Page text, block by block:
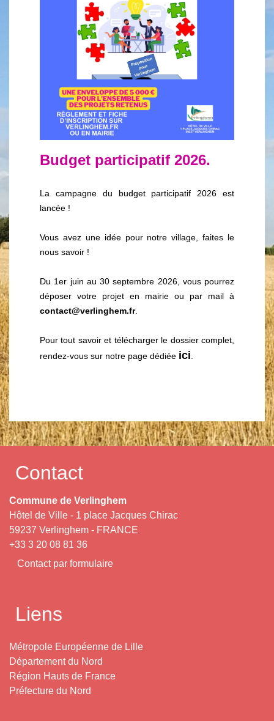
Budget participatif 2026.
La campagne du budget participatif 2026 est
lancée !
Vous avez une idée pour notre village, faites le
nous savoir !
Du 1er juin au 30 septembre 2026, vous pourrez
déposer votre projet en mairie ou par mail à
contact@verlinghem.fr.
​​​​​​​Pour tout savoir et télécharger le dossier complet,
rendez-vous sur notre page dédiée ici
Contact
Commune de Verlinghem
Hôtel de Ville - 1 place Jacques Chirac
59237 Verlinghem - FRANCE
+33 3 20 08 81 36
Contact par formulaire
Liens
Métropole Européenne de Lille
Département du Nord
Région Hauts de France
Préfecture du Nord